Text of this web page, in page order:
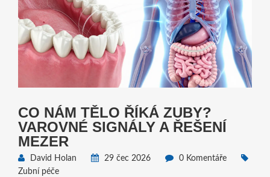
CO NÁM TĚLO ŘÍKÁ ZUBY?
VAROVNÉ SIGNÁLY A ŘEŠENÍ
MEZER
David Holan 29 čec 2026
0 Komentáře
Zubní péče